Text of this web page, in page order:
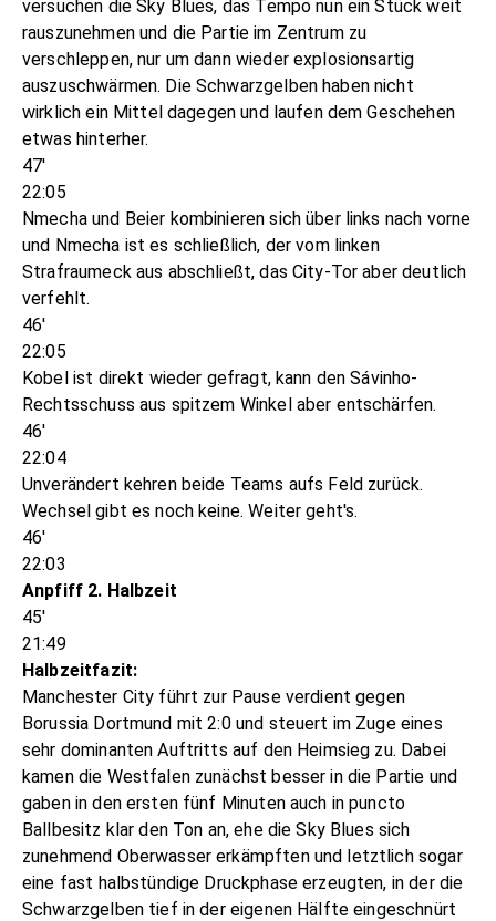
versuchen die Sky Blues, das Tempo nun ein Stück weit
rauszunehmen und die Partie im Zentrum zu
verschleppen, nur um dann wieder explosionsartig
auszuschwärmen. Die Schwarzgelben haben nicht
wirklich ein Mittel dagegen und laufen dem Geschehen
etwas hinterher.
47'
22:05
Nmecha und Beier kombinieren sich über links nach vorne
und Nmecha ist es schließlich, der vom linken
Strafraumeck aus abschließt, das City-Tor aber deutlich
verfehlt.
46'
22:05
Kobel ist direkt wieder gefragt, kann den Sávinho-
Rechtsschuss aus spitzem Winkel aber entschärfen.
46'
22:04
Unverändert kehren beide Teams aufs Feld zurück.
Wechsel gibt es noch keine. Weiter geht's.
46'
22:03
Anpfiff 2. Halbzeit
45'
21:49
Halbzeitfazit:
Manchester City führt zur Pause verdient gegen
Borussia Dortmund mit 2:0 und steuert im Zuge eines
sehr dominanten Auftritts auf den Heimsieg zu. Dabei
kamen die Westfalen zunächst besser in die Partie und
gaben in den ersten fünf Minuten auch in puncto
Ballbesitz klar den Ton an, ehe die Sky Blues sich
zunehmend Oberwasser erkämpften und letztlich sogar
eine fast halbstündige Druckphase erzeugten, in der die
Schwarzgelben tief in der eigenen Hälfte eingeschnürt